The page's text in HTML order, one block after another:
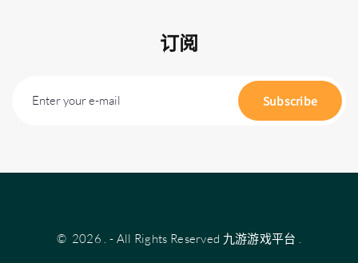
订阅
Enter your e-mail Subscribe
© 2026 . - All Rights Reserved 九游游戏平台 .